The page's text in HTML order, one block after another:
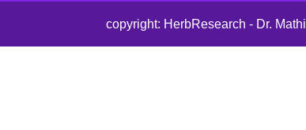
copyright: HerbResearch - Dr.